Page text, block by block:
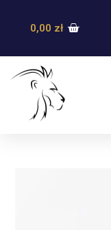
0,00 zł